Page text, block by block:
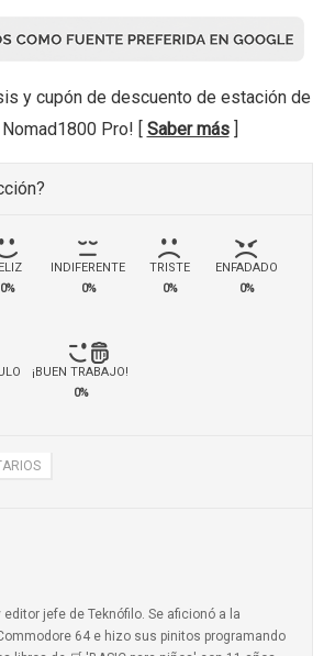
y cupón de descuento de estación de
Pro! [ Saber más]
0%
INDIFERENTE
0%
TRISTE
0%
ENFADADO
0%
¡BUEN TRABAJO!
0%
jefe de Teknófilo. Se aficionó a la
64 e hizo sus pinitos programando